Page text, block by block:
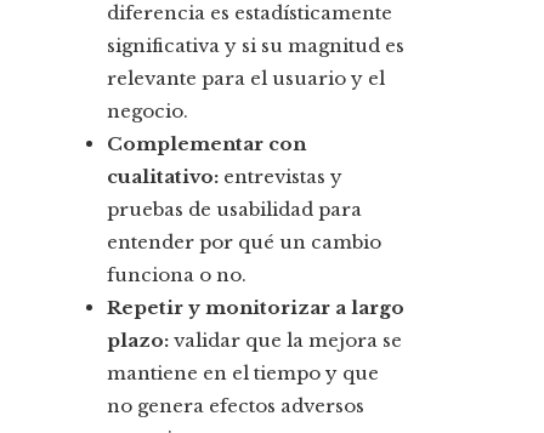
diferencia es estadísticamente
significativa y si su magnitud es
relevante para el usuario y el
negocio.
Complementar con
cualitativo: entrevistas y
pruebas de usabilidad para
entender por qué un cambio
funciona o no.
Repetir y monitorizar a largo
plazo: validar que la mejora se
mantiene en el tiempo y que
no genera efectos adversos